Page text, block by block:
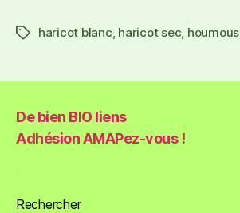
haricot blanc haricot sec houmous
De bien BIO liens
Adhésion AMAPez-vous !
Rechercher